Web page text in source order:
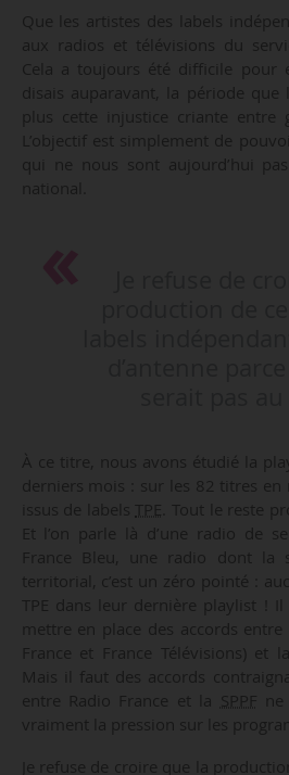
Que les artistes des labels
aux radios et télévisions du
Cela a toujours été difficile pour
disais auparavant, la période que
plus cette injustice criante entre
L’objectif est simplement de
qui ne nous sont aujourd’hui pas
national.
À ce titre, nous avons étudié la
derniers mois : sur les 82 titres en
issus de labels TPE . Tout le reste
Et l’on parle là d’une radio de
France Bleu, une radio dont la
territorial, c’est un zéro pointé :
TPE dans leur dernière playlist ! Il
mettre en place des accords
France et France Télévisions) et
Mais il faut des accords
entre Radio France et la SPPF
vraiment la pression sur les
Je refuse de croire que la